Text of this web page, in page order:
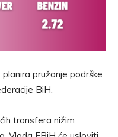
pružanje podrške
BiH.
transfera nižim